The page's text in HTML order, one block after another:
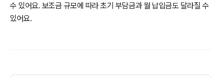
수 있어요. 보조금 규모에 따라 초기 부담금과 월 납입금도 달라질 수
있어요.